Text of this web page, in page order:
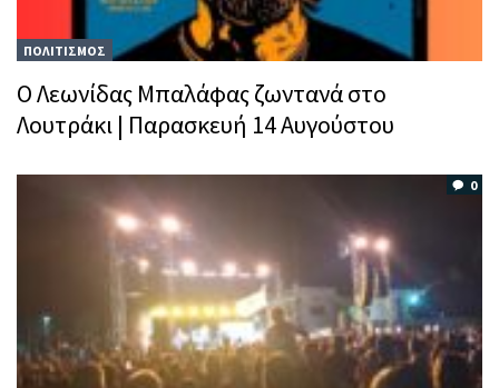
ΠΟΛΙΤΙΣΜΟΣ
Ο Λεωνίδας Μπαλάφας ζωντανά στο
Λουτράκι | Παρασκευή 14 Αυγούστου
0